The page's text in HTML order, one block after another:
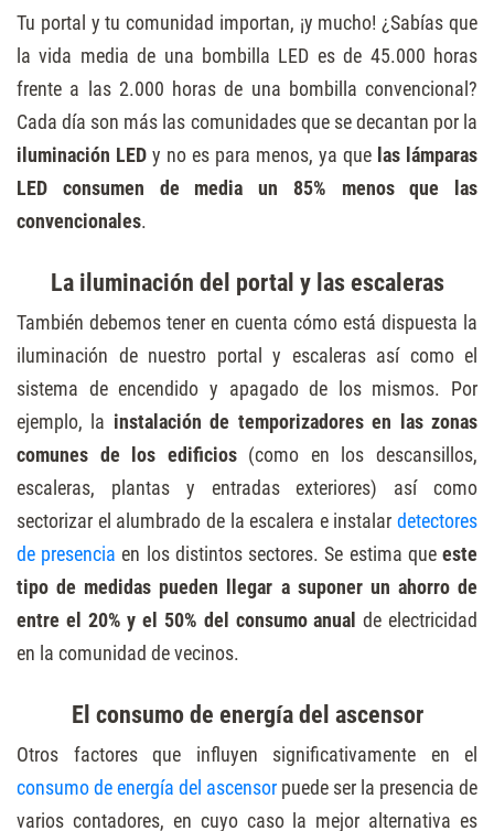
Tu portal y tu comunidad importan, ¡y mucho! ¿Sabías que
la vida media de una bombilla LED es de 45.000 horas
frente a las 2.000 horas de una bombilla convencional?
Cada día son más las comunidades que se decantan por la
iluminación LED y no es para menos, ya que las lámparas
LED consumen de media un 85% menos que las
convencionales.
La iluminación del portal y las escaleras
También debemos tener en cuenta cómo está dispuesta la
iluminación de nuestro portal y escaleras así como el
sistema de encendido y apagado de los mismos. Por
ejemplo, la instalación de temporizadores en las zonas
comunes de los edificios(como en los descansillos,
escaleras, plantas y entradas exteriores) así como
sectorizar el alumbrado de la escalera e instalar detectores
de presencia en los distintos sectores. Se estima queeste
tipo de medidas pueden llegar a suponer un ahorro de
entre el 20% y el 50% del consumo anual de electricidad
en la comunidad de vecinos.
El consumo de energía del ascensor
Otros factores que influyen significativamente en el
consumo de energía del ascensor puede ser la presencia de
varios contadores, en cuyo caso la mejor alternativa es